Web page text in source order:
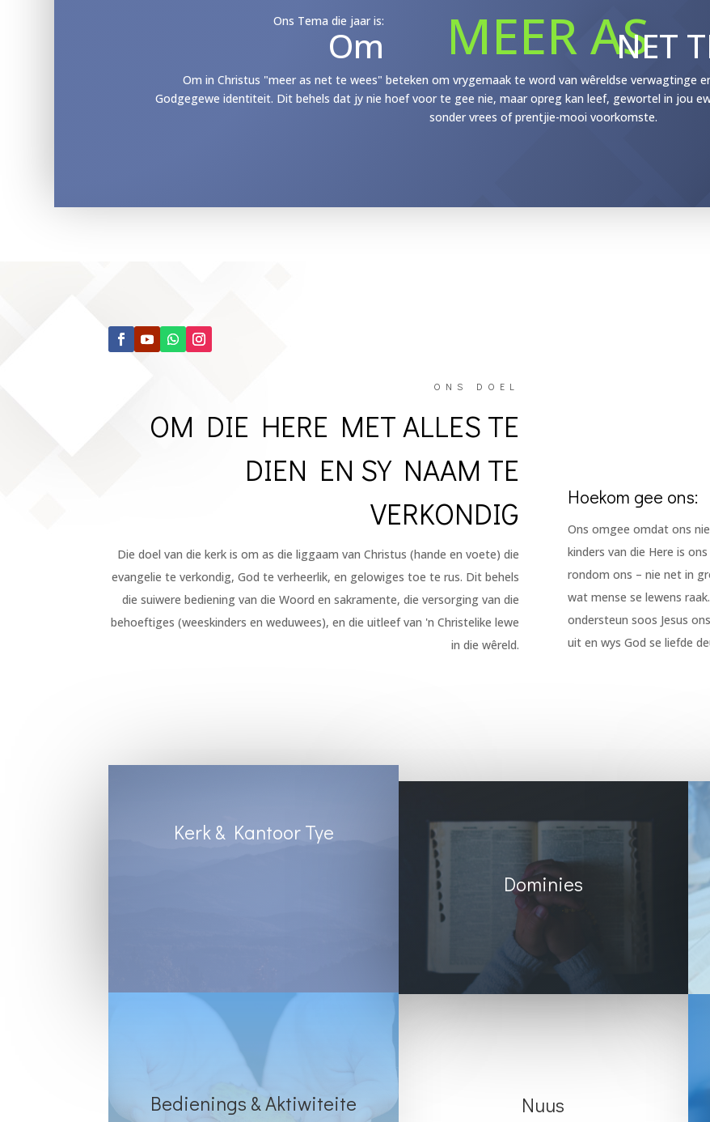
Ons Tema die jaar is:
Om MEER AS
NET
Om in Christus "meer as net te wees" beteken om vrygemaak te word van wêreldse verwagtinge
Godgegewe identiteit. Dit behels dat jy nie hoef voor te gee nie, maar opreg kan leef, gewortel in jou
sonder vrees of prentjie-mooi voorkomste.
ONS DOEL
OM DIE HERE MET ALLES TE
DIEN EN SY NAAM TE
VERKONDIG
Die doel van die kerk is om as die liggaam van Christus (hande en voete) die
evangelie te verkondig, God te verheerlik, en gelowiges toe te rus. Dit behels
die suiwere bediening van die Woord en sakramente, die versorging van die
behoeftiges (weeskinders en weduwees), en die uitleef van 'n Christelike lewe
in die wêreld.
Hoekom gee ons:
Ons omgee omdat ons
kinders van die Here is
rondom ons – nie net in
wat mense se lewens
ondersteun soos Jesus
uit en wys God se liefde
Kerk & Kantoor Tye
Bedienings & Aktiwiteite
Dominies
Nuus